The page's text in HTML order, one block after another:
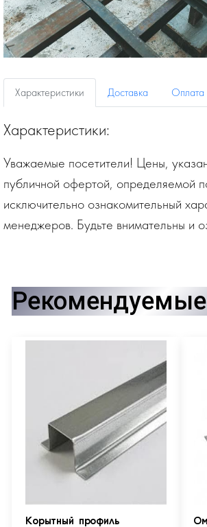
Характеристики Доставка Оплата
Характеристики:
Уважаемые посетители! Цены,
публичной офертой, определяемой
исключительно ознакомительный
менеджеров. Будьте внимательны и
Корытный профиль